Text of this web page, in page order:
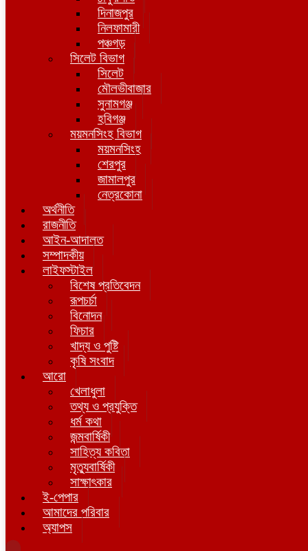
দিনাজপুর
নিলফামারী
পঞ্চগড়
সিলেট বিভাগ
সিলেট
মৌলভীবাজার
সুনামগঞ্জ
হবিগঞ্জ
ময়মনসিংহ বিভাগ
ময়মনসিংহ
শেরপুর
জামালপুর
নেত্রকোনা
অর্থনীতি
রাজনীতি
আইন-আদালত
সম্পাদকীয়
লাইফস্টাইল
বিশেষ প্রতিবেদন
রূপচর্চা
বিনোদন
ফিচার
খাদ্য ও পুষ্টি
কৃষি সংবাদ
আরো
খেলাধুলা
তথ্য ও প্রযুক্তি
ধর্ম কথা
জন্মবার্ষিকী
সাহিত্য কবিতা
মৃত্যুবার্ষিকী
সাক্ষাৎকার
ই-পেপার
আমাদের পরিবার
অ্যাপস